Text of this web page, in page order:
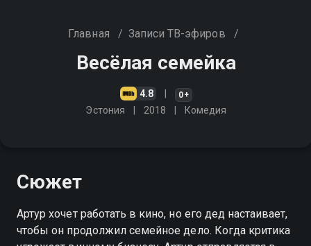
Главная / Записи ТВ-эфиров /
Весёлая семейка
4.8 0+
Эстония 2018 Комедия
Сюжет
Артур хочет работать в кино, но его дед настаивает,
чтобы он продолжил семейное дело. Когда критика